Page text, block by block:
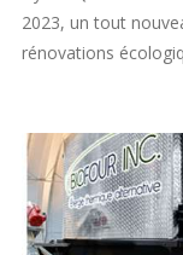
2023, un tout
rénovations